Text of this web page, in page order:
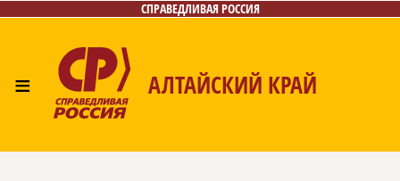
СПРАВЕДЛИВАЯ РОССИЯ
≡ АЛТАЙСКИЙ КРАЙ